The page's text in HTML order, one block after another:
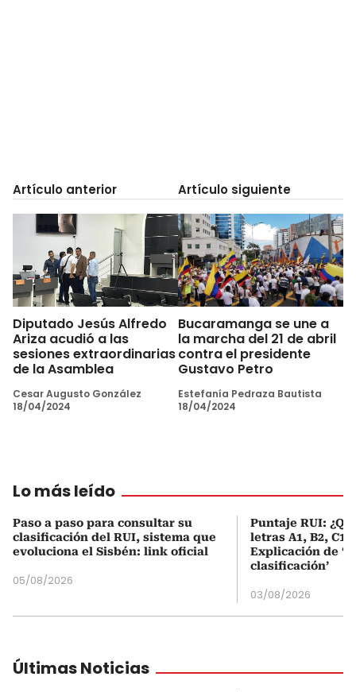
Artículo anterior
Diputado Jesús Alfredo
Ariza acudió a las
sesiones extraordinarias
de la Asamblea
Cesar Augusto González
18/04/2024
Artículo siguiente
Bucaramanga se une a
la marcha del 21 de abril
contra el presidente
Gustavo Petro
Estefanía Pedraza Bautista
18/04/2024
Lo más leído
Paso a paso para consultar su
clasificación del RUI, sistema que
evoluciona el Sisbén: link oficial
05/08/2026
Puntaje RUI:
letras A1, B2, C1
Explicación de
clasificación’
03/08/2026
Últimas Noticias